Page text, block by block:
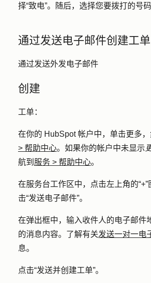
择“致电”。随后，选择您要拨打的号码
通过发送电子邮件创建工单
通过发送外发电子邮件
创建
工单：
在你的 HubSpot 帐户中，单击更多
> 帮助中心。如果你的帐户中未显示
航到 服务 > 帮助中心。
在服务台工作区中，点击左上角的“+”
击“发送电子邮件”。
在弹出框中，输入收件人的电子邮件
的消息内容。了解有关发送一对一电
息。
点击“发送并创建工单”。